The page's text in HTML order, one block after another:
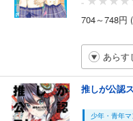
704～748円
あらす
推しが公認
少年・青年マ